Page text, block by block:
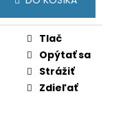
Tlač
Opýtať sa
Strážiť
Zdieľať